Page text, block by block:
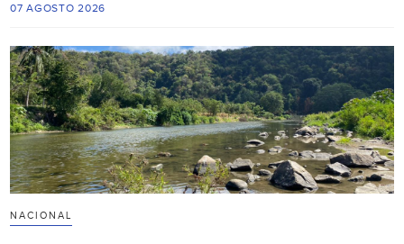
07 AGOSTO 2026
NACIONAL